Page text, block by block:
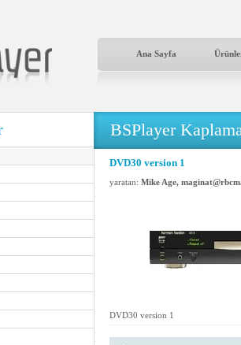
Ana Sayfa
BSPlayer
DVD30 version 1
yaratan: Mike Age,
DVD30 version 1